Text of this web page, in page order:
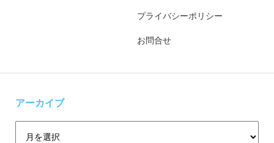
プライバシーポリシー
お問合せ
アーカイブ